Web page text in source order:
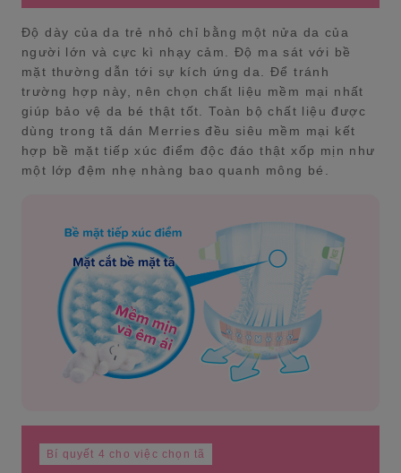
Độ dày của da trẻ nhỏ chỉ bằng một nửa da của
người lớn và cực kì nhạy cảm. Độ ma sát với bề
mặt thường dẫn tới sự kích ứng da. Để tránh
trường hợp này, nên chọn chất liệu mềm mại nhất
giúp bảo vệ da bé thật tốt. Toàn bộ chất liệu được
dùng trong tã dán Merries đều siêu mềm mại kết
hợp bề mặt tiếp xúc điểm độc đáo thật xốp mịn như
một lớp đệm nhẹ nhàng bao quanh mông bé.
Bí quyết 4 cho việc chọn tã